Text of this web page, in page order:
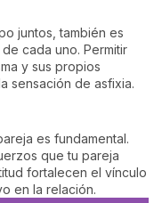
juntos, también es
cada uno. Permitir
y sus propios
sensación de asfixia.
es fundamental.
que tu pareja
fortalecen el vínculo
en la relación.